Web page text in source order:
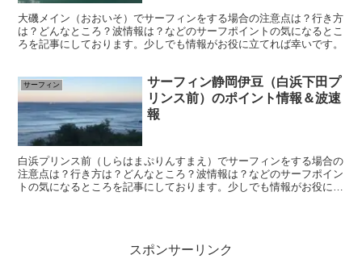
大磯メイン（おおいそ）でサーフィンをする場合の注意点は？行き方
は？どんなところ？波情報は？などのサーフポイントの気になるとこ
ろを記事にしております。少しでも情報がお役に立てれば幸いです。
サーフィン
サーフィン静岡伊豆（白浜下田プ
リンス前）のポイント情報＆波速
報
白浜プリンス前（しらはまぷりんすまえ）でサーフィンをする場合の
注意点は？行き方は？どんなところ？波情報は？などのサーフポイン
トの気になるところを記事にしております。少しでも情報がお役に立
スポンサーリンク